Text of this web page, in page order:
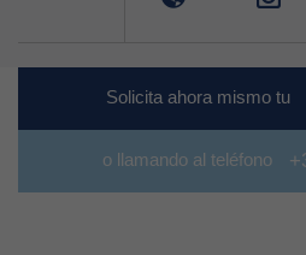
Solicita ahora mismo tu
o llamando al teléfono